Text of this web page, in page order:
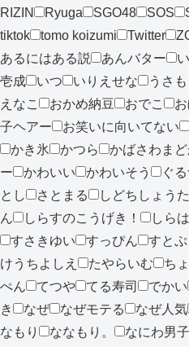
RIZIN
Ryuga SGO48 SOS
tiktok
tomo koizumi Twitter
あるにはある説
あんバター
壱成
いつ いりえせな うさ
えなこ
おかめ納豆 おでこ
子ヘアー
お笑いに向いてない
かき氷
かつら かばさわま
ー
かわいい かわいそう ぐ
とし
さとまる しどちしょうた
ん
しらすのこうげき！ しら
すさきゆい
すっぴん すとぷ
けうちよしえ
たやらいむ ち
ぺん
てつや てる寿司 でかい
き
なぜ なぜモテる なぜ人気
なもり
ななもり。 なにわ男子